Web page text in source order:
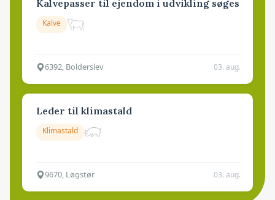
Kalvepasser til ejendom i udvikling søges
Kalve
6392, Bolderslev 03. aug.
Leder til klimastald
Klimastald
9670, Løgstør 03. aug.